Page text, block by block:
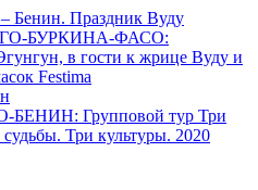
Бенин. Праздник Вуду
БУРКИНА-ФАСО:
в гости к жрице Вуду и
Festima
Групповой тур Три
Три культуры. 2020